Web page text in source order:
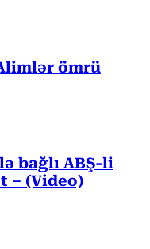
ömrü
bağlı ABŞ-li
– (Video)